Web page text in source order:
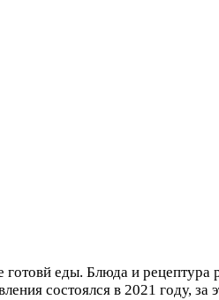
еды. Блюда и рецептура
состоялся в 2021 году,